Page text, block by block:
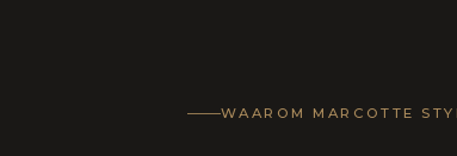
WAAROM MARCOTTE